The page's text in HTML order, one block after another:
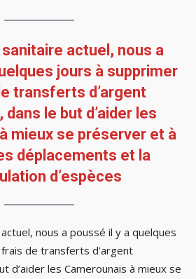
actuel, nous a
jours à supprimer
transferts d’argent
le but d’aider les
mieux se préserver et à
déplacements et la
d’espèces
nous a poussé il y a quelques
de transferts d’argent
d’aider les Camerounais à mieux se